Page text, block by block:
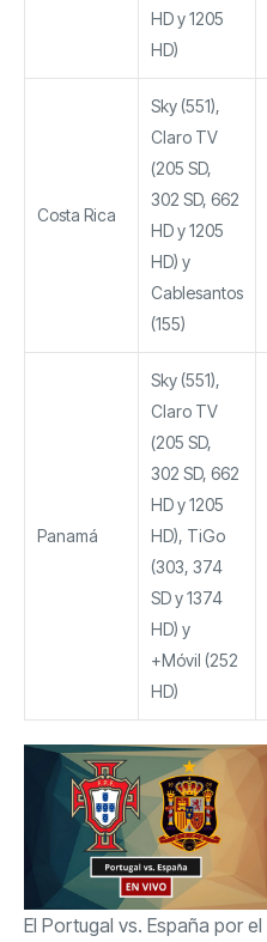
HD y 1205
HD)
Costa Rica
Sky (551),
Claro TV
(205 SD,
302 SD, 662
HD y 1205
HD) y
Cablesantos
(155)
Panamá
Sky (551),
Claro TV
(205 SD,
302 SD, 662
HD y 1205
HD), TiGo
(303, 374
SD y 1374
HD) y
+Móvil (252
HD)
El Portugal vs. España por el